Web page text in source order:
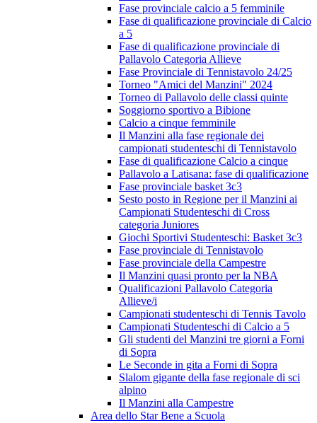
Fase provinciale calcio a 5 femminile
Fase di qualificazione provinciale di Calcio
a 5
Fase di qualificazione provinciale di
Pallavolo Categoria Allieve
Fase Provinciale di Tennistavolo 24/25
Torneo "Amici del Manzini" 2024
Torneo di Pallavolo delle classi quinte
Soggiorno sportivo a Bibione
Calcio a cinque femminile
Il Manzini alla fase regionale dei
campionati studenteschi di Tennistavolo
Fase di qualificazione Calcio a cinque
Pallavolo a Latisana: fase di qualificazione
Fase provinciale basket 3c3
Sesto posto in Regione per il Manzini ai
Campionati Studenteschi di Cross
categoria Juniores
Giochi Sportivi Studenteschi: Basket 3c3
Fase provinciale di Tennistavolo
Fase provinciale della Campestre
Il Manzini quasi pronto per la NBA
Qualificazioni Pallavolo Categoria
Allieve/i
Campionati studenteschi di Tennis Tavolo
Campionati Studenteschi di Calcio a 5
Gli studenti del Manzini tre giorni a Forni
di Sopra
Le Seconde in gita a Forni di Sopra
Slalom gigante della fase regionale di sci
alpino
Il Manzini alla Campestre
Area dello Star Bene a Scuola